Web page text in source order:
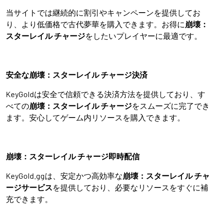
当サイトでは継続的に割引やキャンペーンを提供してお
り、より低価格で古代夢華を購入できます。お得に 崩壊：
スターレイル チャージをしたいプレイヤーに最適です。
安全な崩壊：スターレイル チャージ決済
KeyGoldは安全で信頼できる決済方法を提供しており、す
べての崩壊：スターレイル チャージをスムーズに完了でき
ます。安心してゲーム内リソースを購入できます。
崩壊：スターレイル チャージ即時配信
KeyGold.ggは、安定かつ高効率な崩壊：スターレイル チャ
ージサービスを提供しており、必要なリソースをすぐに補
充できます。